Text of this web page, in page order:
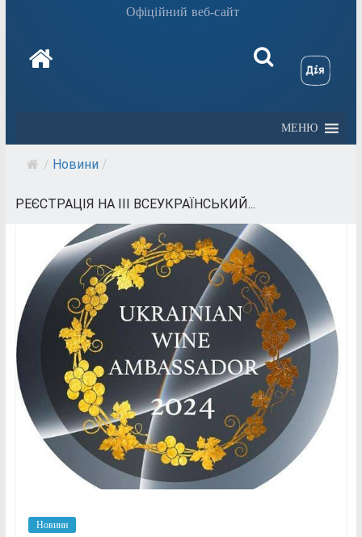
Офіційний веб-сайт
МЕНЮ
/ Новини /
РЕЄСТРАЦІЯ НА ІІІ ВСЕУКРАЇНСЬКИЙ...
Новини